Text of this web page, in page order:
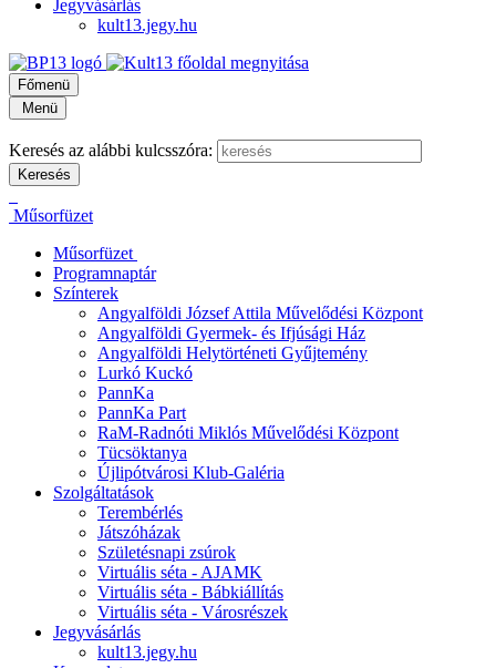
Jegyvásárlás
kult13.jegy.hu
Főmenü
Menü
Keresés az alábbi kulcsszóra:
Műsorfüzet
Műsorfüzet
Programnaptár
Színterek
Angyalföldi József Attila Művelődési Központ
Angyalföldi Gyermek- és Ifjúsági Ház
Angyalföldi Helytörténeti Gyűjtemény
Lurkó Kuckó
PannKa
PannKa Part
RaM-Radnóti Miklós Művelődési Központ
Tücsöktanya
Újlipótvárosi Klub-Galéria
Szolgáltatások
Terembérlés
Játszóházak
Születésnapi zsúrok
Virtuális séta - AJAMK
Virtuális séta - Bábkiállítás
Virtuális séta - Városrészek
Jegyvásárlás
kult13.jegy.hu